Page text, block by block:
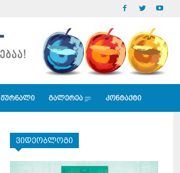
ჟურნალი გალერეა კონტაქტი
ვიდეობლოგი